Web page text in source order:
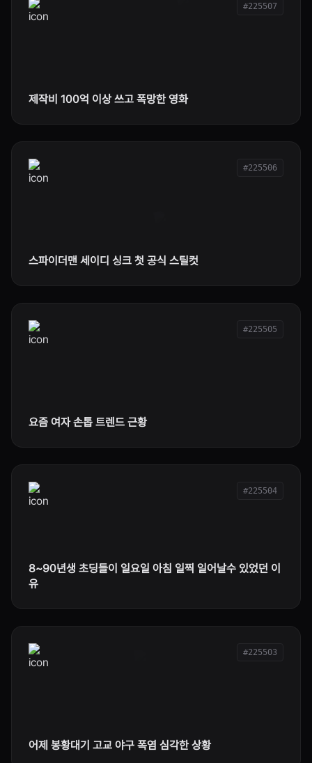
#225507
제작비 100억 이상 쓰고 폭망한 영화
#225506
스파이더맨 세이디 싱크 첫 공식 스틸컷
#225505
요즘 여자 손톱 트렌드 근황
#225504
8~90년생 초딩들이 일요일 아침 일찍 일어날수 있었던 이
유
#225503
어제 봉황대기 고교 야구 폭염 심각한 상황